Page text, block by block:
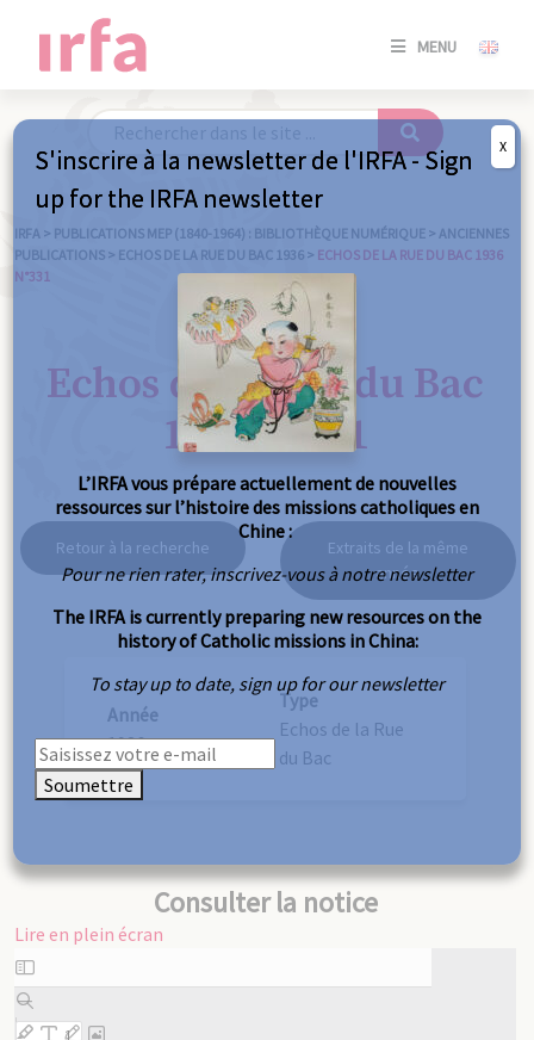
MENU
SE
/
IRFA > PUBLICATIONS MEP (1840-1964) : BIBLIOTHÈQUE NUMÉRIQUE > ANCIENNES
PUBLICATIONS > ECHOS DE LA RUE DU BAC 1936 > ECHOS DE LA RUE DU BAC 1936
N°331
Echos de la Rue du Bac
1936 n°331
Retour à la recherche
Extraits de la même
année
Année
1936
Type
Echos de la Rue
du Bac
Consulter la notice
Lire en plein écran
Aller
au
contenu
S'inscrire à la newsletter de l'IRFA - Sign
up for the IRFA newsletter
L’IRFA vous prépare actuellement de nouvelles
ressources sur l’histoire des missions catholiques en
Chine :
Pour ne rien rater, inscrivez-vous à notre newsletter
The IRFA is currently preparing new resources on the
history of Catholic missions in China:
To stay up to date, sign up for our newsletter
Soumettre
X